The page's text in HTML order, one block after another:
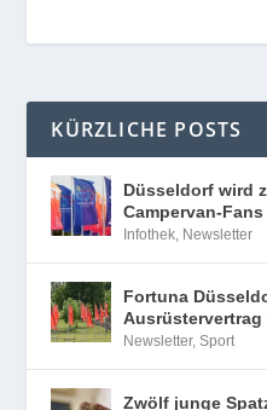
KÜRZLICHE POSTS
Düsseldorf wird
Campervan-
Infothek, Newsletter
Fortuna
Newsletter,Sport
Zwölf junge